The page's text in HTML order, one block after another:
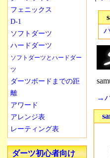
→
フェニックス
D-1
ソフトダーツ
ハードダーツ
ソフトダーツとハードダー
ツ
ダーツボードまでの距
離
アワード
アレンジ表
レーティング表
ダーツ初心者向け